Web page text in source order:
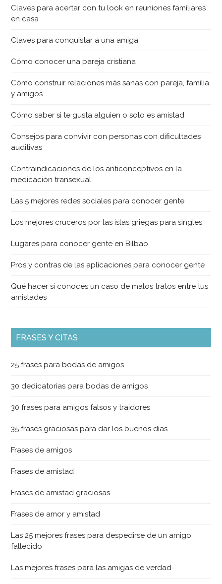
Claves para acertar con tu look en reuniones familiares
en casa
Claves para conquistar a una amiga
Cómo conocer una pareja cristiana
Cómo construir relaciones más sanas con pareja, familia
y amigos
Cómo saber si te gusta alguien o solo es amistad
Consejos para convivir con personas con dificultades
auditivas
Contraindicaciones de los anticonceptivos en la
medicación transexual
Las 5 mejores redes sociales para conocer gente
Los mejores cruceros por las islas griegas para singles
Lugares para conocer gente en Bilbao
Pros y contras de las aplicaciones para conocer gente
Qué hacer si conoces un caso de malos tratos entre tus
amistades
FRASES Y CITAS
25 frases para bodas de amigos
30 dedicatorias para bodas de amigos
30 frases para amigos falsos y traidores
35 frases graciosas para dar los buenos días
Frases de amigos
Frases de amistad
Frases de amistad graciosas
Frases de amor y amistad
Las 25 mejores frases para despedirse de un amigo
fallecido
Las mejores frases para las amigas de verdad